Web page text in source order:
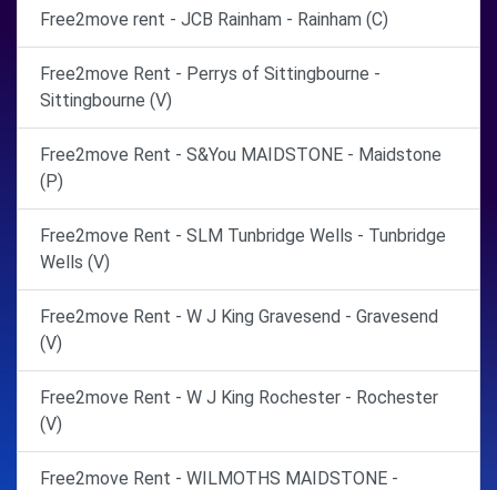
Free2move rent - JCB Rainham - Rainham (C)
Free2move Rent - Perrys of Sittingbourne -
Sittingbourne (V)
Free2move Rent - S&You MAIDSTONE - Maidstone
(P)
Free2move Rent - SLM Tunbridge Wells - Tunbridge
Wells (V)
Free2move Rent - W J King Gravesend - Gravesend
(V)
Free2move Rent - W J King Rochester - Rochester
(V)
Free2move Rent - WILMOTHS MAIDSTONE -